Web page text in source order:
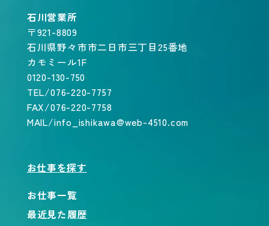
石川営業所
〒921-8809
石川県野々市市二日市三丁目25番地
カモミール1F
0120-130-750
TEL/076-220-7757
FAX/076-220-7758
MAIL/info_ishikawa@web-4510.com
お仕事を探す
お仕事一覧
最近見た履歴